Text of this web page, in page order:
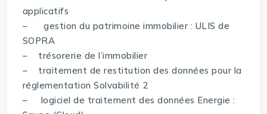
applicatifs
– gestion du patrimoine immobilier : ULIS de
SOPRA
– trésorerie de l’immobilier
– traitement de restitution des données pour la
réglementation Solvabilité 2
– logiciel de traitement des données Energie :